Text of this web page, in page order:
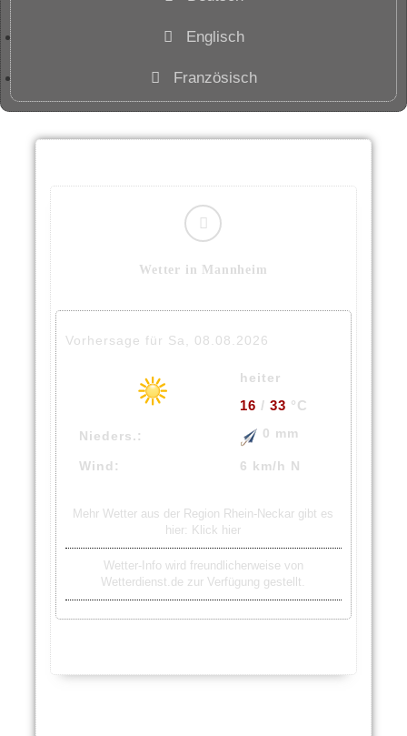
Englisch
Französisch
Wetter in Mannheim
Vorhersage für Sa, 08.08.2026
heiter
16 / 33 °C
Nieders.: 0 mm
Wind: 6 km/h N
Mehr Wetter aus der Region Rhein-Neckar gibt es
hier: Klick hier
Wetter-Info wird freundlicherweise von
Wetterdienst.de zur Verfügung gestellt.